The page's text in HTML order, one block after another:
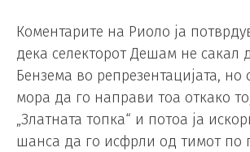
Коментарите на Риоло ја
дека селекторот Дешам не сакал
Бензема во репрезентацијата, но
мора да го направи тоа откако
„Златната топка“ и потоа ја
шанса да го исфрли од тимот по